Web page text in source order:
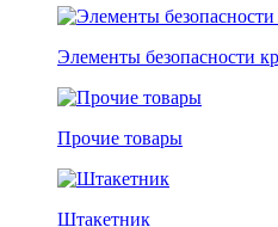
Элементы безопасности
Прочие товары
Штакетник